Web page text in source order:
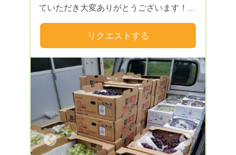
ていただき大変ありがとうございます！
高原地帯でぶどう農家を営んでいます。
2013年、東京から単身移住し、2017年に
念願叶って就農しました。 今では妻と3人
の子供たち、家族みんなでぶどうを育てて
います。 ぶどうの栽培品種は主にピオー
ネ、シャインマスカット、瀬戸ジャイアン
ツ、オーロラブラックです。 その他少量
ずつではありますが珍しい品種にも挑戦中
です。 最新情報はInstagramやFacebook
に随時更新しております。 葡萄屋アポロ
リクエストする
Next